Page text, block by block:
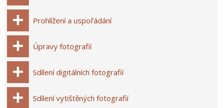
Prohlížení a uspořádání
Úpravy fotografií
Sdílení digitálních fotografií
Sdílení vytištěných fotografií